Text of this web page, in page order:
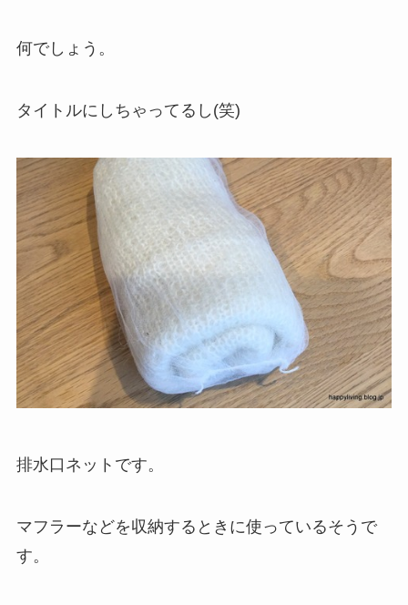
何でしょう。
タイトルにしちゃってるし(笑)
排水口ネットです。
マフラーなどを収納するときに使っているそうで
す。